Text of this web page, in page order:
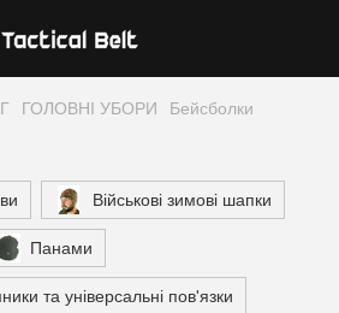
ГОЛОВНІ УБОРИ Бейсболки
Військові зимові шапки
Панами
та універсальні пов'язки